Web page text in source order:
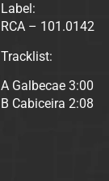
Label:
RCA – 101.0142
Tracklist:
A Galbecae 3:00
B Cabiceira 2:08